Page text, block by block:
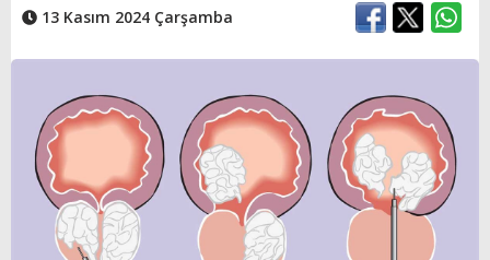
13 Kasım 2024 Çarşamba